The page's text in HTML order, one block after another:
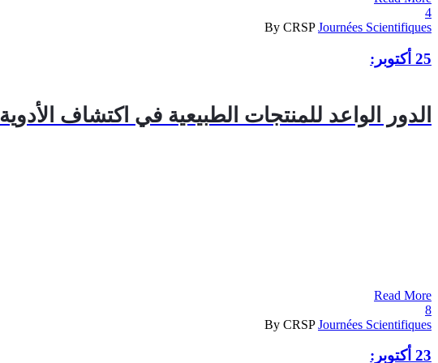
4
By CRSP Journées Scientifiques
25 أكتوبر:
الدور الواعد للمنتجات الطبيعية في اكتشاف الأدوية
Read More
8
By CRSP Journées Scientifiques
23 أكتوبر: